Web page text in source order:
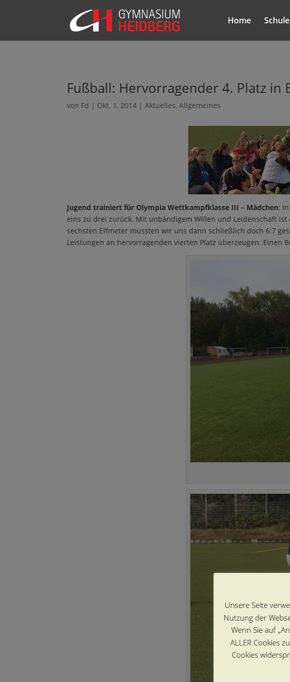
Home Schule
Fußball: Hervorragender 4. Platz in
von Fd | Okt. 1, 2014 | Aktuelles, Allgemeines
Jugend trainiert für Olympia Wettkampfklasse III – Mädchen:
eins zu drei zurück. Mit unbändigem Willen und Leidenschaft
sechsten Elfmeter mussten wir uns dann schließlich doch 6:7
Leistungen an hervorragenden vierten Platz überzeugen. Einen
Unsere Seite
Nutzung der
Wenn Sie auf
ALLER Cookies
Cookies